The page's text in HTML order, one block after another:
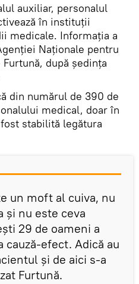
auxiliar, personalul
în instituții
medicale. Informația a
Naționale pentru
după ședința
din numărul de 390 de
medical, doar în
stabilită legătura
un moft al cuiva, nu
și nu este ceva
29 de oameni a
efect. Adică au
și de aici s-a
Furtună.